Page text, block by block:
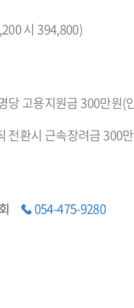
시 394,800)
당 고용지원금 300만원(
전환시 근속장려금 300
054-475-9280